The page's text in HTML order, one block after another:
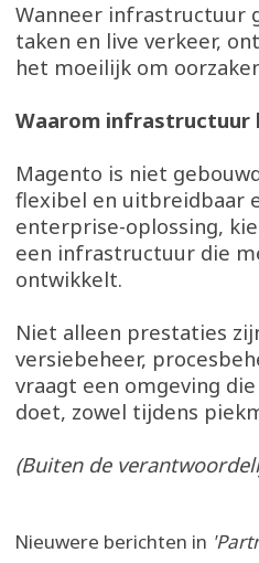
Wanneer infrastructuur
taken en live verkeer,
het moeilijk om
Waarom
Magento is niet
flexibel en uitbreidbaar
enterprise-oplossing,
een infrastructuur die
ontwikkelt.
Niet alleen prestaties
versiebeheer,
vraagt een omgeving
doet, zowel tijdens
(Buiten de
Nieuwere berichten in